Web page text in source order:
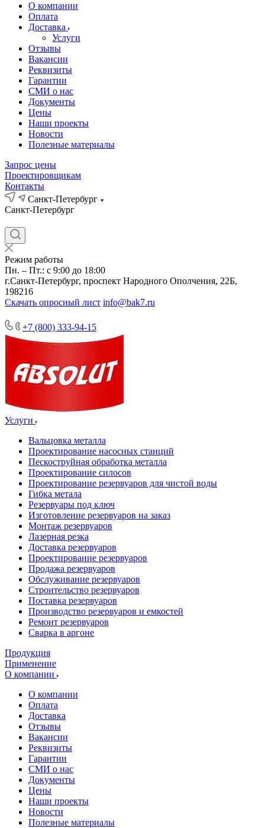
О компании
Оплата
Доставка
Услуги
Отзывы
Вакансии
Реквизиты
Гарантии
СМИ о нас
Документы
Цены
Наши проекты
Новости
Полезные материалы
Запрос цены
Проектировщикам
Контакты
Санкт-Петербург
Санкт-Петербург
Режим работы
Пн. – Пт.: с 9:00 до 18:00
г.Санкт-Петербург, проспект Народного Ополчения, 22Б,
198216
Скачать опросный лист info@bak7.ru
+7 (800) 333-94-15
Услуги
Вальцовка металла
Проектирование насосных станций
Пескоструйная обработка металла
Проектирование силосов
Проектирование резервуаров для чистой воды
Гибка метала
Резервуары под ключ
Изготовление резервуаров на заказ
Монтаж резервуаров
Лазерная резка
Доставка резервуаров
Проектирование резервуаров
Продажа резервуаров
Обслуживание резервуаров
Cтроительство резервуаров
Поставка резервуаров
Производство резервуаров и емкостей
Ремонт резервуаров
Сварка в аргоне
Продукция
Применение
О компании
О компании
Оплата
Доставка
Отзывы
Вакансии
Реквизиты
Гарантии
СМИ о нас
Документы
Цены
Наши проекты
Новости
Полезные материалы